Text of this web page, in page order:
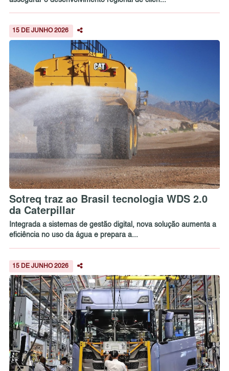
15 DE JUNHO 2026
Sotreq traz ao Brasil tecnologia WDS 2.0
da Caterpillar
Integrada a sistemas de gestão digital, nova solução aumenta a
eficiência no uso da água e prepara a...
15 DE JUNHO 2026